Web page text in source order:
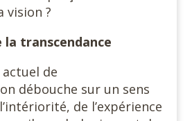
vision ?
la transcendance
actuel de
débouche sur un sens
de l’expérience